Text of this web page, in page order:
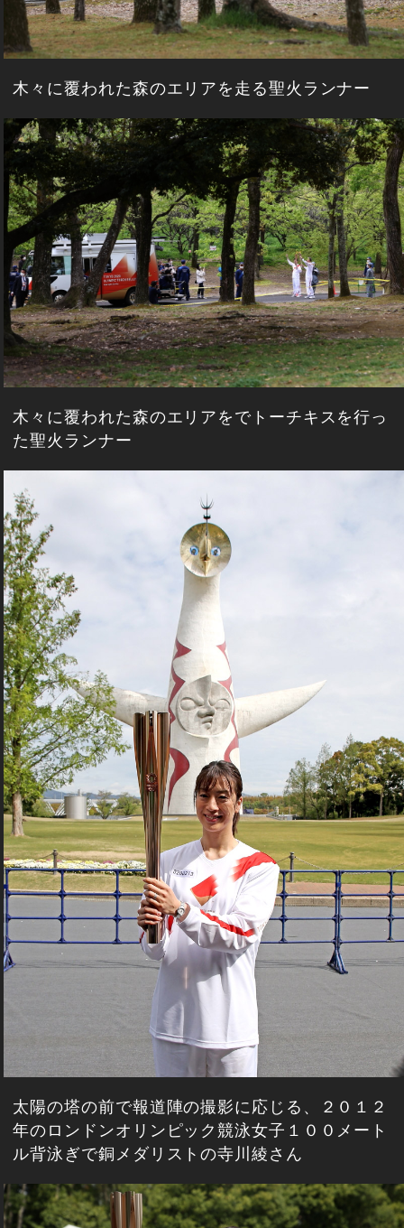
木々に覆われた森のエリアを走る聖火ランナー
木々に覆われた森のエリアをでトーチキスを行っ
た聖火ランナー
太陽の塔の前で報道陣の撮影に応じる、２０１２
年のロンドンオリンピック競泳女子１００メート
ル背泳ぎで銅メダリストの寺川綾さん